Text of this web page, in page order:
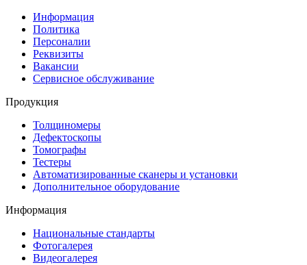
Информация
Политика
Персоналии
Реквизиты
Вакансии
Сервисное обслуживание
Продукция
Толщиномеры
Дефектоскопы
Томографы
Тестеры
Автоматизированные сканеры и установки
Дополнительное оборудование
Информация
Национальные стандарты
Фотогалерея
Видеогалерея